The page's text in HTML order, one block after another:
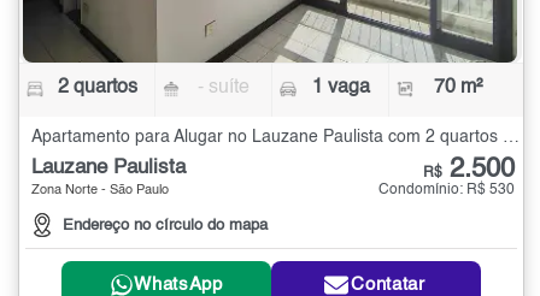
2 quartos - suíte 1 vaga 70 m²
Lauzane Paulista
Zona Norte - São Paulo
Endereço no círculo do mapa
R$ 2.500
Condomínio: R$ 530
WhatsApp Contatar